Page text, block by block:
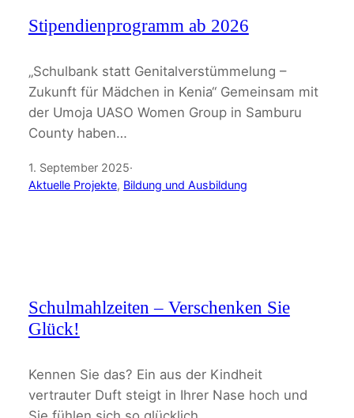
Stipendienprogramm ab 2026
„Schulbank statt Genitalverstümmelung –
Zukunft für Mädchen in Kenia“ Gemeinsam mit
der Umoja UASO Women Group in Samburu
County haben…
1. September 2025·
Aktuelle Projekte, Bildung und Ausbildung
Schulmahlzeiten – Verschenken Sie
Glück!
Kennen Sie das? Ein aus der Kindheit
vertrauter Duft steigt in Ihrer Nase hoch und